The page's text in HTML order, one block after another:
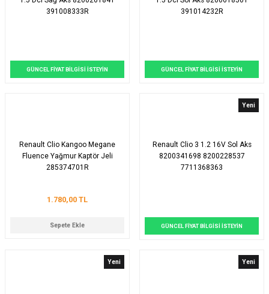
391008333R
GÜNCEL FİYAT BİLGİSİ İSTEYİN
391014232R
GÜNCEL FİYAT BİLGİSİ İSTEYİN
Renault Clio Kangoo Megane
Fluence Yağmur Kaptör Jeli
285374701R
1.780,00 TL
Sepete Ekle
Yeni
Renault Clio 3 1.2 16V Sol Aks
8200341698 8200228537
7711368363
GÜNCEL FİYAT BİLGİSİ İSTEYİN
Yeni Yeni